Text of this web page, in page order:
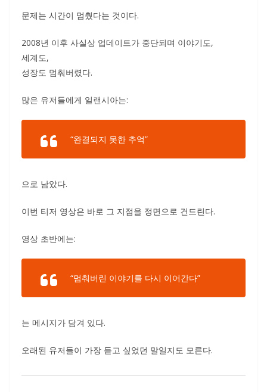
문제는 시간이 멈췄다는 것이다.
2008년 이후 사실상 업데이트가 중단되며 이야기도,
세계도,
성장도 멈춰버렸다.
많은 유저들에게 일랜시아는:
“완결되지 못한 추억”
으로 남았다.
이번 티저 영상은 바로 그 지점을 정면으로 건드린다.
영상 초반에는:
“멈춰버린 이야기를 다시 이어간다”
는 메시지가 담겨 있다.
오래된 유저들이 가장 듣고 싶었던 말일지도 모른다.